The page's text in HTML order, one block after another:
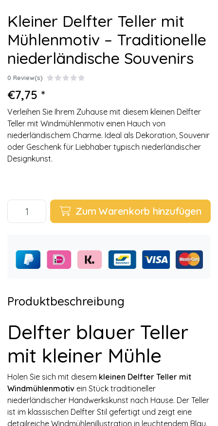
Kleiner Delfter Teller mit
Mühlenmotiv – Traditionelle
niederländische Souvenirs
0 Review(s)
€7,75 *
Verleihen Sie Ihrem Zuhause mit diesem kleinen Delfter
Teller mit Windmühlenmotiv einen Hauch von
niederländischem Charme. Ideal als Dekoration, Souvenir
oder Geschenk für Liebhaber typisch niederländischer
Designkunst.
Zum Warenkorb hinzufügen
Produktbeschreibung
Delfter blauer Teller
mit kleiner Mühle
Holen Sie sich mit diesem kleinen Delfter Teller mit
Windmühlenmotiv ein Stück traditioneller
niederländischer Handwerkskunst nach Hause. Der Teller
ist im klassischen Delfter Stil gefertigt und zeigt eine
detailreiche Windmühlenillustration in leuchtendem Blau.